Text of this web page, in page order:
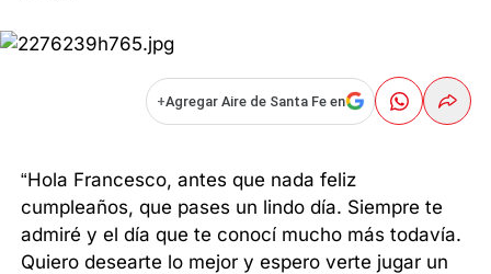
+Agregar Aire de Santa Fe en
“Hola Francesco, antes que nada feliz
cumpleaños, que pases un lindo día. Siempre te
admiré y el día que te conocí mucho más todavía.
Quiero desearte lo mejor y espero verte jugar un